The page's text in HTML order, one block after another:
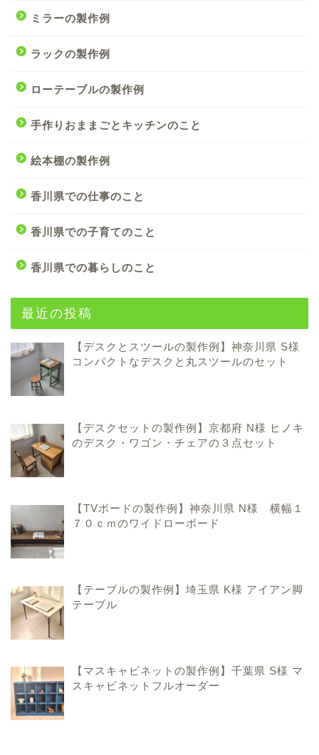
ミラーの製作例
ラックの製作例
ローテーブルの製作例
手作りおままごとキッチンのこと
絵本棚の製作例
香川県での仕事のこと
香川県での子育てのこと
香川県での暮らしのこと
最近の投稿
【デスクとスツールの製作例】神奈川県 S様
コンパクトなデスクと丸スツールのセット
【デスクセットの製作例】京都府 N様 ヒノキ
のデスク・ワゴン・チェアの３点セット
【TVボードの製作例】神奈川県 N様 横幅１
７０ｃｍのワイドローボード
【テーブルの製作例】埼玉県 K様 アイアン脚
テーブル
【マスキャビネットの製作例】千葉県 S様 マ
スキャビネットフルオーダー
香川県での暮らしのこと